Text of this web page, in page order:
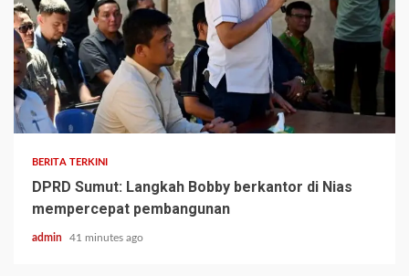
BERITA TERKINI
DPRD Sumut: Langkah Bobby berkantor di Nias
mempercepat pembangunan
admin 41 minutes ago